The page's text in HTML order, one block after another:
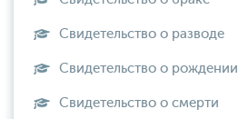
Свидетельство о разводе
Свидетельство о рождении
Свидетельство о смерти